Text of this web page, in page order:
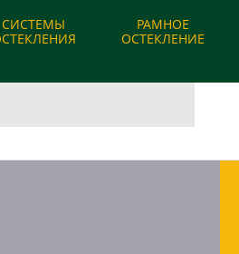
СИСТЕМЫ
РАМНОЕ
ОСТЕКЛЕНИЕ